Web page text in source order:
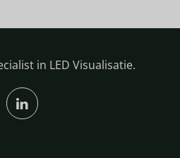
in LED Visualisatie.